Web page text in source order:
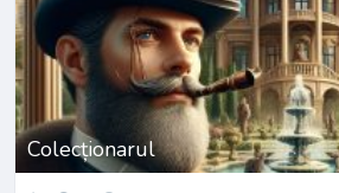
Colecționarul